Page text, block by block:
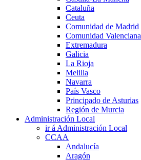
Cataluña
Ceuta
Comunidad de Madrid
Comunidad Valenciana
Extremadura
Galicia
La Rioja
Melilla
Navarra
País Vasco
Principado de Asturias
Región de Murcia
Administración Local
ir á Administración Local
CCAA
Andalucía
Aragón